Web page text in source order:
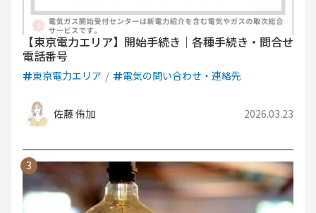
【東京電力エリア】開始手続き｜各種手続き・問合せ
電話番号
東京電力エリア 電気の問い合わせ・連絡先
佐藤 侑加 2026.03.23